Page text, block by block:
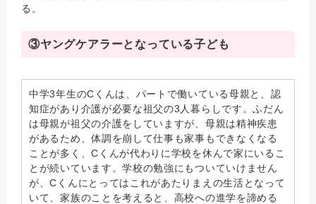
る。
③ヤングケアラーとなっている子ども
中学3年生のCくんは、パートで働いている母親と、認
知症があり介護が必要な祖父の3人暮らしです。ふだん
は母親が祖父の介護をしていますが、母親は精神疾患
があるため、体調を崩して仕事も家事もできなくなる
ことが多く、Cくんが代わりに学校を休んで家にいるこ
とが続いています。学校の勉強にもついていけません
が、Cくんにとってはこれがあたりまえの生活となって
いて、家族のことを考えると、高校への進学を諦める